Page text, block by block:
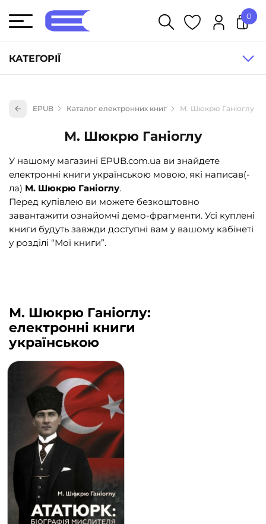
КАТЕГОРІЇ
Книги для дітей (835)
Книги для підлітків (240)
Науково-популярна література (1015)
Навчальна література та посібники (527)
Енциклопедії, довідники, словники (55)
Подарункові сертифікати (1)
0
EPUB Каталог електронних книг М. Шюкрю Ганіоглу
М. Шюкрю Ганіоглу
У нашому магазині EPUB.com.ua ви знайдете
електронні книги українською мовою, які написав(-
ла) М. Шюкрю Ганіоглу.
Перед купівлею ви можете безкоштовно
завантажити ознайомчі демо-фрагменти. Усі куплені
книги будуть завжди доступні вам у вашому кабінеті
у розділі “Мої книги”.
М. Шюкрю Ганіоглу:
електронні книги
українською